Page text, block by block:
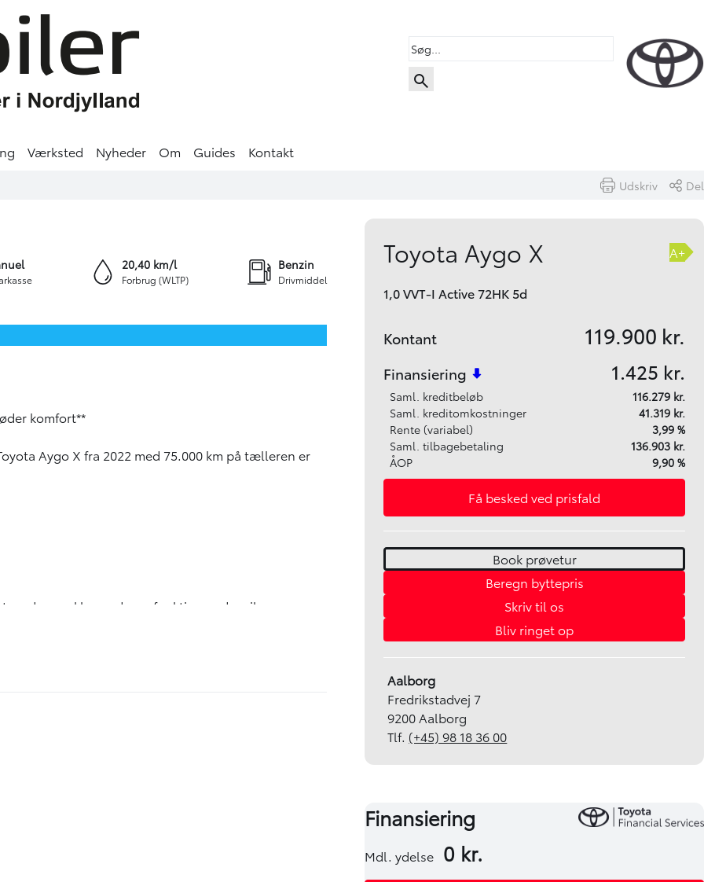
Værksted Nyheder Om Guides Kontakt
Beregn byttepris
Udskriv Del
Forbrug (WLTP)
20,40 km/l
Drivmiddel
Benzin
komfort**
Aygo X fra 2022 med 75.000 km på tælleren er
en række moderne funktioner, der sikrer en
kørsel med en 5-trins manuel
Toyota Aygo X
1,0 VVT-I Active 72HK 5d
A+
Kontant 119.900 kr.
Finansiering 1.425 kr.
Saml. kreditbeløb
116.279 kr.
Saml. kreditomkostninger
41.319 kr.
Rente (variabel)
3,99 %
Saml. tilbagebetaling
136.903 kr.
ÅOP
9,90 %
Få besked ved prisfald
Book prøvetur
Beregn byttepris
Skriv til os
Bliv ringet op
Aalborg
Fredrikstadvej 7
9200 Aalborg
Tlf. (+45) 98 18 36 00